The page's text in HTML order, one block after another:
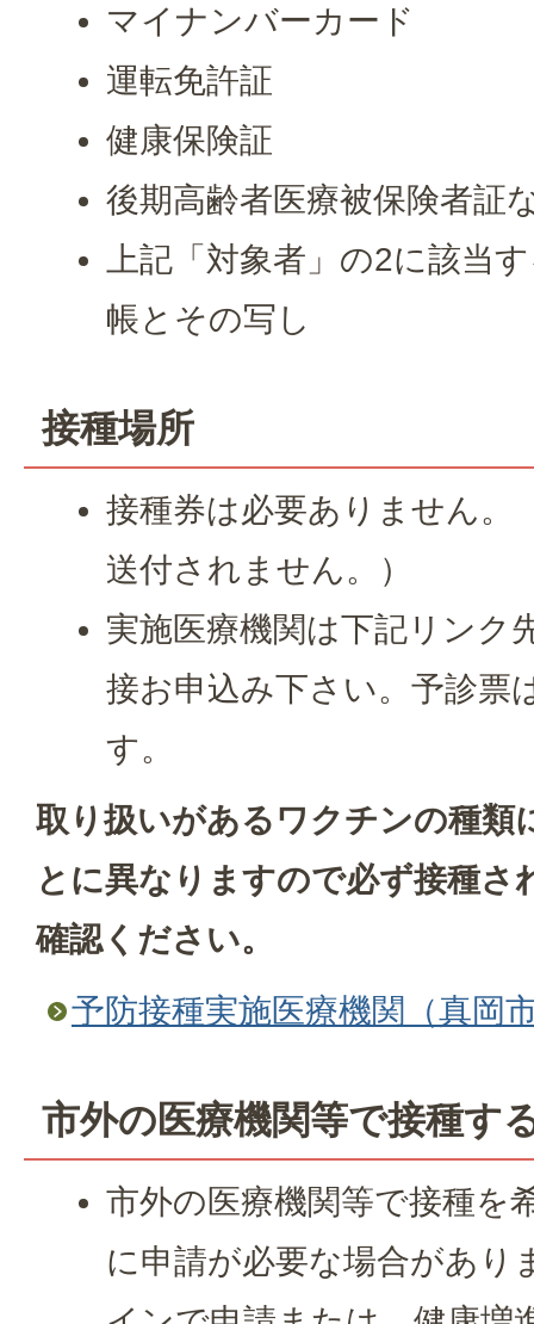
マイナンバーカード
運転免許証
健康保険証
後期高齢者医療被保険者証
上記「対象者」の2に該当
帳とその写し
接種場所
接種券は必要ありません。
送付されません。）
実施医療機関は下記リンク
接お申込み下さい。予診票
す。
取り扱いがあるワクチンの種類
とに異なりますので必ず接種さ
確認ください。
予防接種実施医療機関（真岡
市外の医療機関等で接種す
市外の医療機関等で接種を
に申請が必要な場合があり